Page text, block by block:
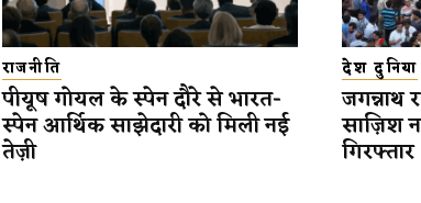
राजनीति
पीयूष गोयल के स्पेन दौरे से भारत-
स्पेन आर्थिक साझेदारी को मिली नई
तेज़ी
देश दुनिया
जगन्नाथ
साज़िश
गिरफ्तार